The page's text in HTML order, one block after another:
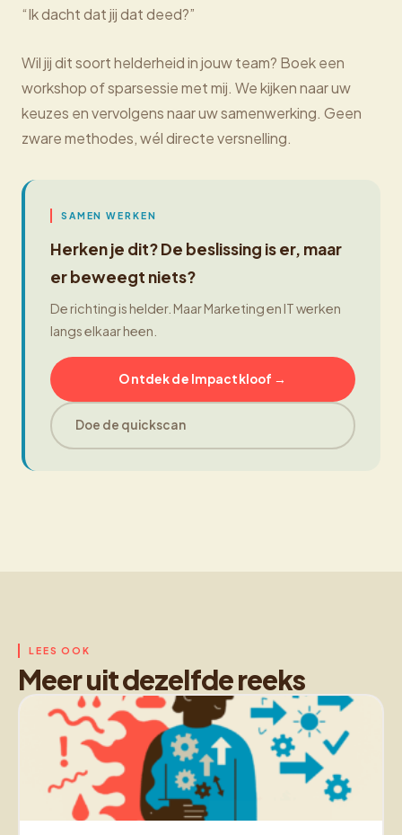
“Ik dacht dat jij dat deed?”
Wil jij dit soort helderheid in jouw team? Boek een
workshop of sparsessie met mij. We kijken naar uw
keuzes en vervolgens naar uw samenwerking. Geen
zware methodes, wél directe versnelling.
SAMEN WERKEN
Herken je dit? De beslissing is er, maar
er beweegt niets?
De richting is helder. Maar Marketing en IT werken
langs elkaar heen.
Ontdek de Impactkloof →
Doe de quickscan
LEES OOK
Meer uit dezelfde reeks